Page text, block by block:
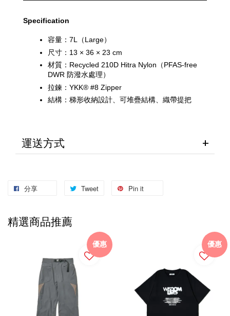
Specification
容量：7L（Large）
尺寸：13 × 36 × 23 cm
材質：Recycled 210D Hitra Nylon（PFAS-free
DWR 防潑水處理）
拉鍊：YKK® #8 Zipper
結構：梯形收納設計、可堆疊結構、織帶提把
運送方式
分享 Tweet Pin it
精選商品推薦
優惠 優惠